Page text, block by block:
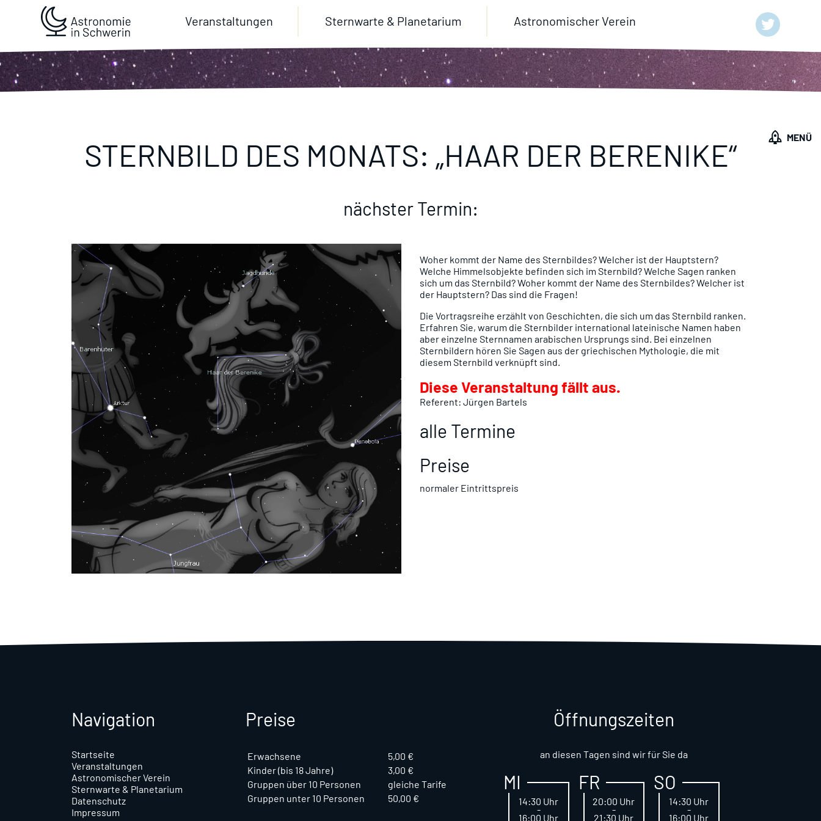
Veranstaltungen Sternwarte & Planetarium Astronomischer Verein
MENÜ
STERNBILD DES MONATS: „HAAR DER BERENIKE“
nächster Termin:
Woher kommt der Name des Sternbildes? Welcher ist der Hauptstern?
Welche Himmelsobjekte befinden sich im Sternbild? Welche Sagen ranken
sich um das Sternbild? Woher kommt der Name des Sternbildes? Welcher ist
der Hauptstern? Das sind die Fragen!
Die Vortragsreihe erzählt von Geschichten, die sich um das Sternbild ranken.
Erfahren Sie, warum die Sternbilder international lateinische Namen haben
aber einzelne Sternnamen arabischen Ursprungs sind. Bei einzelnen
Sternbildern hören Sie Sagen aus der griechischen Mythologie, die mit
diesem Sternbild verknüpft sind.
Diese Veranstaltung fällt aus.
Referent: Jürgen Bartels
alle Termine
Preise
normaler Eintrittspreis
Navigation
Startseite
Veranstaltungen
Astronomischer Verein
Sternwarte & Planetarium
Datenschutz
Impressum
Preise
Erwachsene
5,00 €
Kinder (bis 18 Jahre)
3,00 €
Gruppen über 10 Personen
gleiche Tarife
Gruppen unter 10 Personen
50,00 €
Öffnungszeiten
an diesen Tagen sind wir für Sie da
MI
14:30 Uhr
-
16:00 Uhr
FR
20:00 Uhr
-
21:30 Uhr
SO
14:30 Uhr
-
16:00 Uhr